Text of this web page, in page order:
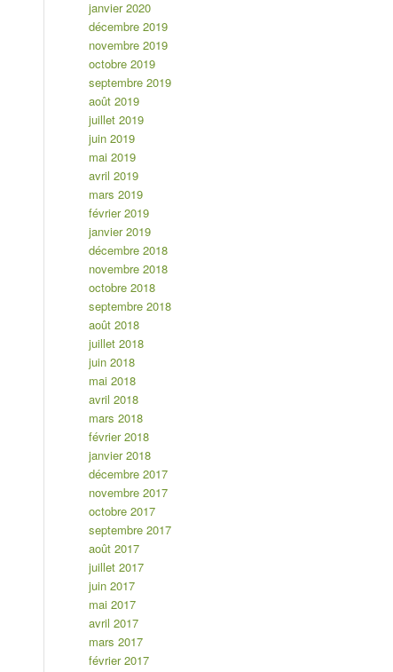
janvier 2020
décembre 2019
novembre 2019
octobre 2019
septembre 2019
août 2019
juillet 2019
juin 2019
mai 2019
avril 2019
mars 2019
février 2019
janvier 2019
décembre 2018
novembre 2018
octobre 2018
septembre 2018
août 2018
juillet 2018
juin 2018
mai 2018
avril 2018
mars 2018
février 2018
janvier 2018
décembre 2017
novembre 2017
octobre 2017
septembre 2017
août 2017
juillet 2017
juin 2017
mai 2017
avril 2017
mars 2017
février 2017